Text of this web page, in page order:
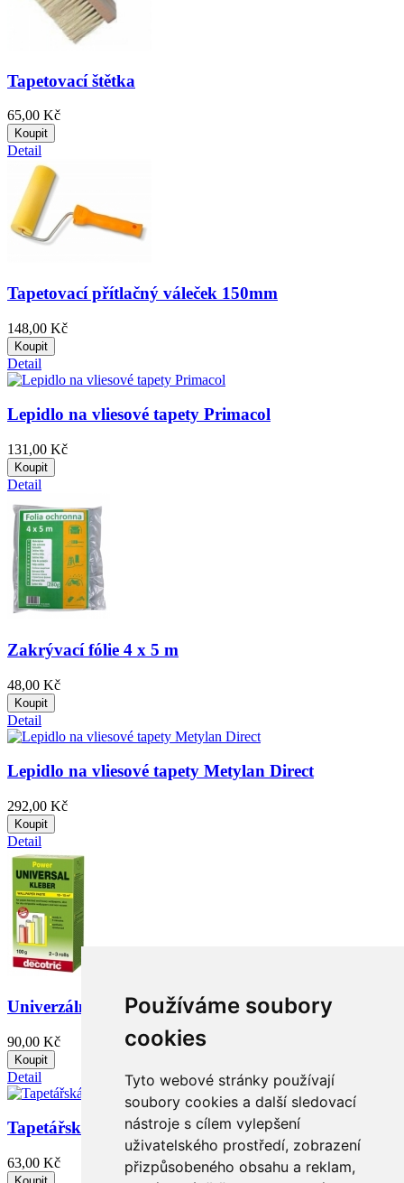
Používáme soubory
cookies
Tyto webové stránky používají
soubory cookies a další sledovací
nástroje s cílem vylepšení
uživatelského prostředí, zobrazení
přizpůsobeného obsahu a reklam,
Tapetovací štětka
65,00 Kč
Koupit
Detail
Tapetovací přítlačný váleček 150mm
148,00 Kč
Koupit
Detail
Lepidlo na vliesové tapety Primacol
131,00 Kč
Koupit
Detail
Zakrývací fólie 4 x 5 m
48,00 Kč
Koupit
Detail
Lepidlo na vliesové tapety Metylan Direct
292,00 Kč
Koupit
Detail
Univerzální lepidlo na tapety Power
90,00 Kč
Koupit
Detail
Tapetářská špachtle přítlačná
63,00 Kč